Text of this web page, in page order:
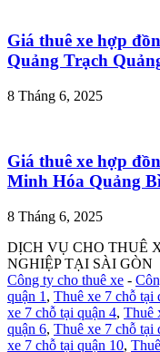
Giá thuê xe hợp
Quảng Trạch
8 Tháng 6, 2025
Giá thuê xe hợp
Minh Hóa Quảng
8 Tháng 6, 2025
DỊCH VỤ CHO THUÊ
NGHIỆP TẠI SÀI GÒN
Công ty cho thuê xe -
quận 1 , Thuê xe 7 chỗ tại
xe 7 chỗ tại quận 4, Thuê
quận 6, Thuê xe 7 chỗ tại
xe 7 chỗ tại quận 10,